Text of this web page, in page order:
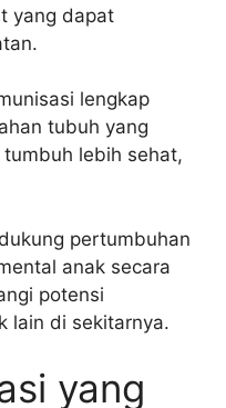
yang dapat
lengkap
tubuh yang
lebih sehat,
pertumbuhan
anak secara
potensi
lain di sekitarnya.
yang